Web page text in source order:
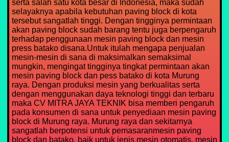
serta salah satu kota besar di Indonesia, maka sudah
selayaknya apabila kebutuhan paving block di kota
tersebut sangatlah tinggi. Dengan tingginya permintaan
akan paving block sudah barang tentu juga berpengaruh
terhadap penggunaan mesin paving block dan mesin
press batako disana.Untuk itulah mengapa penjualan
mesin-mesin di sana di maksimalkan semaksimal
mungkin, mengingat tingginya tingkat permintaan akan
mesin paving block dan pess batako di kota Murung
raya. Dengan produksi mesin yang berkualitas serta
dengan menggunakan daya teknologi tinggi dan terbaru
maka CV MITRA JAYA TEKNIK bisa memberi pengaruh
pada konsumen di sana untuk penyediaan mesin paving
block di Murung raya. Murung raya dan sekitarnya
sangatlah berpotensi untuk pemasaranmesin paving
block dan batako, baik untuk jenis mesin otomatis, mesin